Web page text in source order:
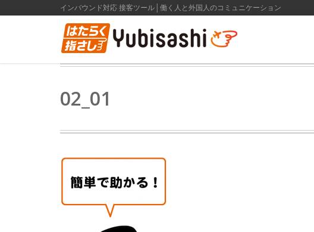
インバウンド対応 接客ツール│働く人と外国人のコミュニケーション
02_01